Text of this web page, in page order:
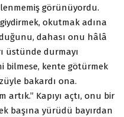
görünüyordu.
okutmak adına
dahası onu hâlâ
üstünde durmayı
bilmese, kente götürmek
bakardı ona.
artık.” Kapıyı açtı, onu bir
başına yürüdü bayırdan